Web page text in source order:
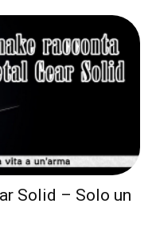
Solid – Solo un